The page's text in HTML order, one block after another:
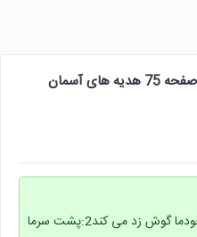
دوست مومن چه ویژگی هایی دارد صفحه 75 هدیه های آسمان
1:دوست مومن عیب ما را فقط به خودما گوش زد می کند2:پشت سرما